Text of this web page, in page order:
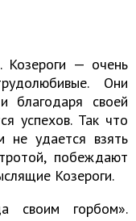
Козероги — очень
Они
благодаря своей
успехов. Так что
не удается взять
побеждают
Козероги.
своим горбом».